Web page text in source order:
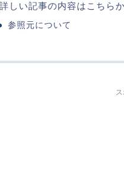
詳しい記事の内容はこちら
参照元について